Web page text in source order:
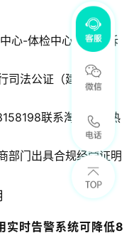
心-体检中心提交申诉
司法公证（建议使用
联系淘宝商家热
部门出具合规经营证明
实时告警系统可降低8